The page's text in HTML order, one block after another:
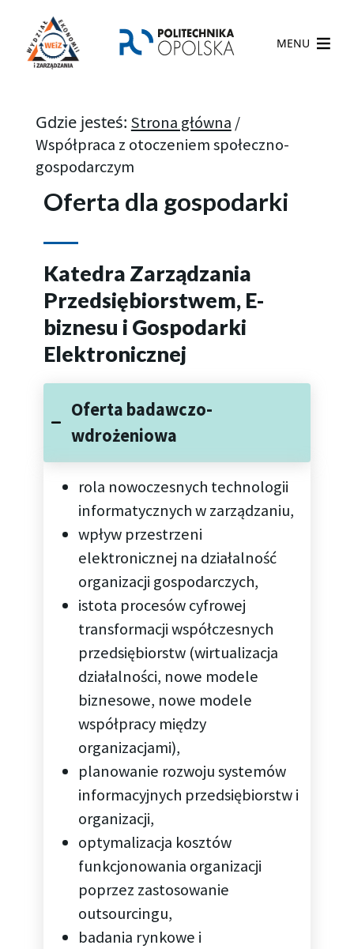
MENU
Gdzie jesteś: Strona główna /
Współpraca z otoczeniem społeczno-
gospodarczym
Oferta dla gospodarki
Katedra Zarządzania
Przedsiębiorstwem, E-
biznesu i Gospodarki
Elektronicznej
Oferta badawczo-
wdrożeniowa
rola nowoczesnych technologii
informatycznych w zarządzaniu,
wpływ przestrzeni
elektronicznej na działalność
organizacji gospodarczych,
istota procesów cyfrowej
transformacji współczesnych
przedsiębiorstw (wirtualizacja
działalności, nowe modele
biznesowe, nowe modele
współpracy między
organizacjami),
planowanie rozwoju systemów
informacyjnych przedsiębiorstw i
organizacji,
optymalizacja kosztów
funkcjonowania organizacji
poprzez zastosowanie
outsourcingu,
badania rynkowe i